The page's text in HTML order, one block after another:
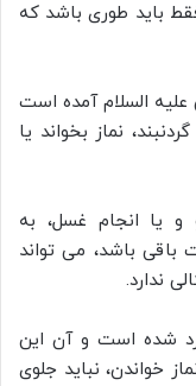
باید طوری باشد که
علیه السلام آمده است
نماز بخواند یا
و یا انجام غسل، به
باقی باشد، می تواند
ندارد.
شده است و آن این
خواندن، نباید جلوی